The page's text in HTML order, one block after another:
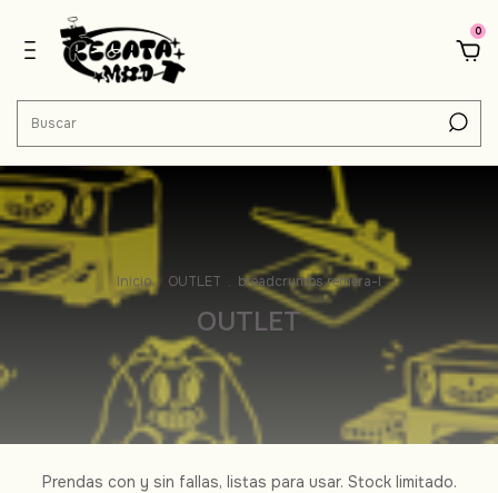
0
Inicio . OUTLET . breadcrumbs.remera-l
OUTLET
Prendas con y sin fallas, listas para usar. Stock limitado.